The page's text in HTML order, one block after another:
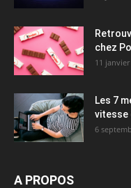
chez
11 janvier
Les 7
vitesse
6
A PROPOS